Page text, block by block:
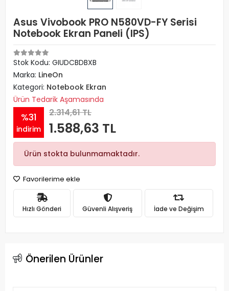
Asus Vivobook PRO N580VD-FY Serisi
Notebook Ekran Paneli (IPS)
Stok Kodu: GIUDCBDBXB
Marka: LineOn
Kategori: Notebook Ekran
Ürün Tedarik Aşamasında
%31
indirim
2.314,61 TL
1.588,63 TL
Ürün stokta bulunmamaktadır.
Favorilerime ekle
Hızlı Gönderi Güvenli Alışveriş İade ve Değişim
Önerilen Ürünler